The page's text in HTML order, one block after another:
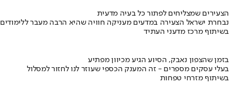
הצעירים שמצליחים לפתור כל בעיה מדעית
נבחרת ישראל הצעירה במדעים מעניקה חוויה שהיא הרבה מעבר ללימודים
בשיתוף מרכז מדעני העתיד
בזמן שהצפון נאבק, הסיוע הגיע מכיוון מפתיע
בעלי עסקים מספרים - זה המענק הכספי שעוזר לנו לחזור למסלול
בשיתוף מזרחי טפחות